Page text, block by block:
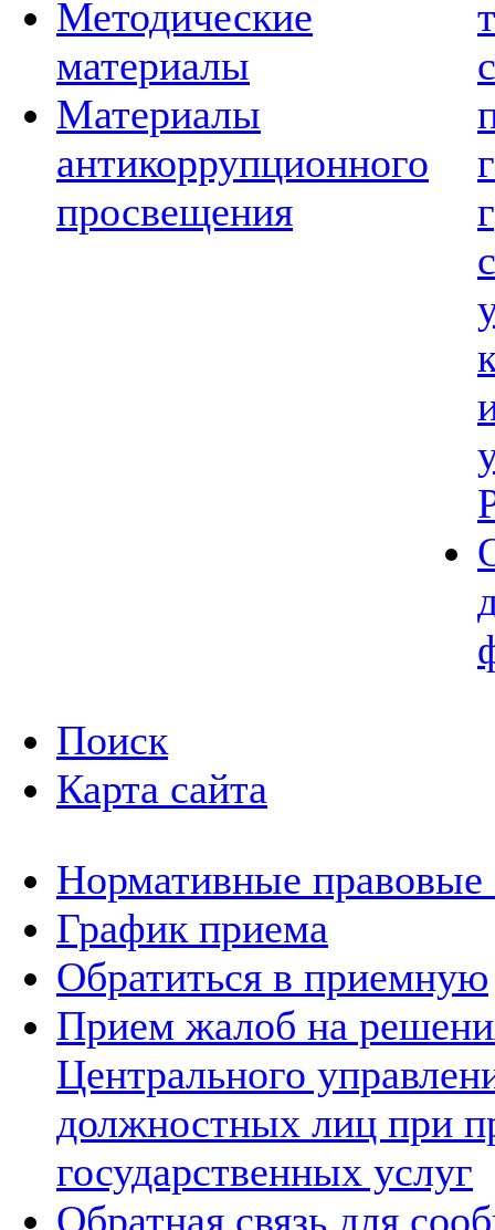
Методические
материалы
Материалы
антикоррупционного
просвещения
Поиск
Карта сайта
Нормативные правовые
График приема
Обратиться в приемную
Прием жалоб на
Центрального
должностных лиц при
государственных услуг
Обратная связь для